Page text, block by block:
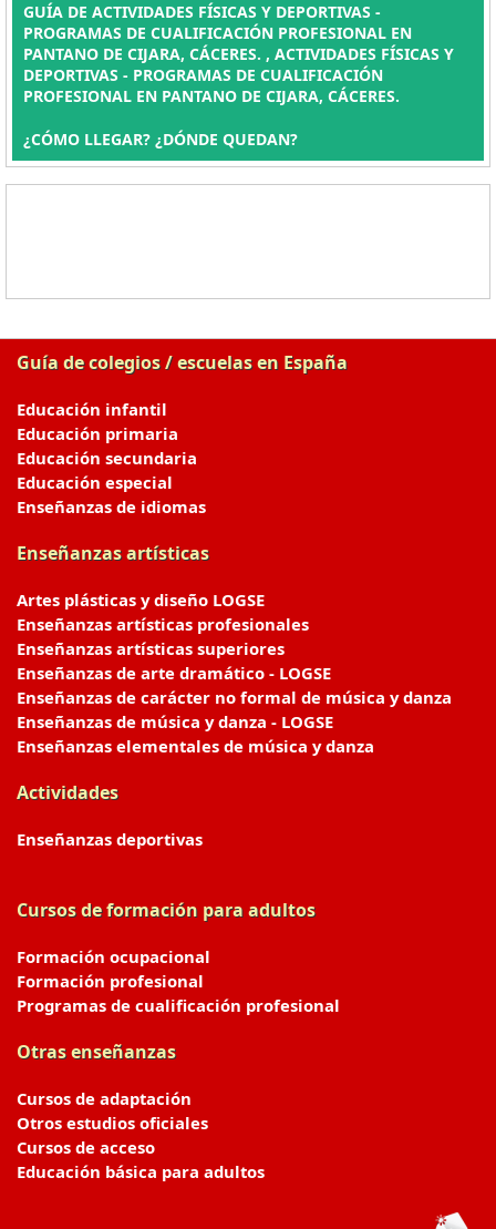
GUÍA DE ACTIVIDADES FÍSICAS Y DEPORTIVAS -
PROGRAMAS DE CUALIFICACIÓN PROFESIONAL EN
PANTANO DE CIJARA, CÁCERES. , ACTIVIDADES FÍSICAS Y
DEPORTIVAS - PROGRAMAS DE CUALIFICACIÓN
PROFESIONAL EN PANTANO DE CIJARA, CÁCERES.
¿CÓMO LLEGAR? ¿DÓNDE QUEDAN?
Guía de colegios / escuelas en España
Educación infantil
Educación primaria
Educación secundaria
Educación especial
Enseñanzas de idiomas
Enseñanzas artísticas
Artes plásticas y diseño LOGSE
Enseñanzas artísticas profesionales
Enseñanzas artísticas superiores
Enseñanzas de arte dramático - LOGSE
Enseñanzas de carácter no formal de música y danza
Enseñanzas de música y danza - LOGSE
Enseñanzas elementales de música y danza
Actividades
Enseñanzas deportivas
Cursos de formación para adultos
Formación ocupacional
Formación profesional
Programas de cualificación profesional
Otras enseñanzas
Cursos de adaptación
Otros estudios oficiales
Cursos de acceso
Educación básica para adultos